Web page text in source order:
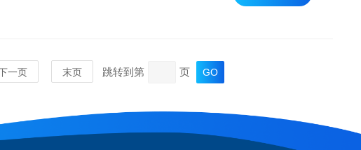
一页 末页 跳转到第 页